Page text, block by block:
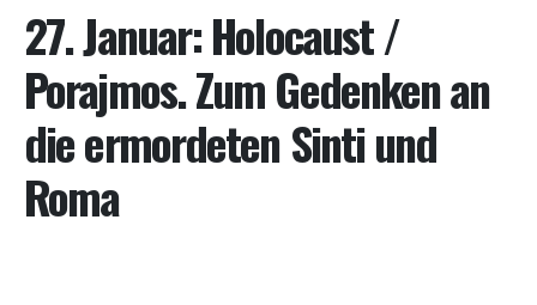
27. Januar: Holocaust /
Porajmos. Zum Gedenken an
die ermordeten Sinti und
Roma